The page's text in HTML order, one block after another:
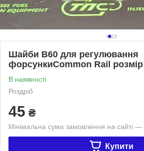
Шайби B60 для регулювання
форсункиCommon Rail розмір
В наявності
Роздріб
45 ₴
Мінімальна сума замовлення на сайті
Купити